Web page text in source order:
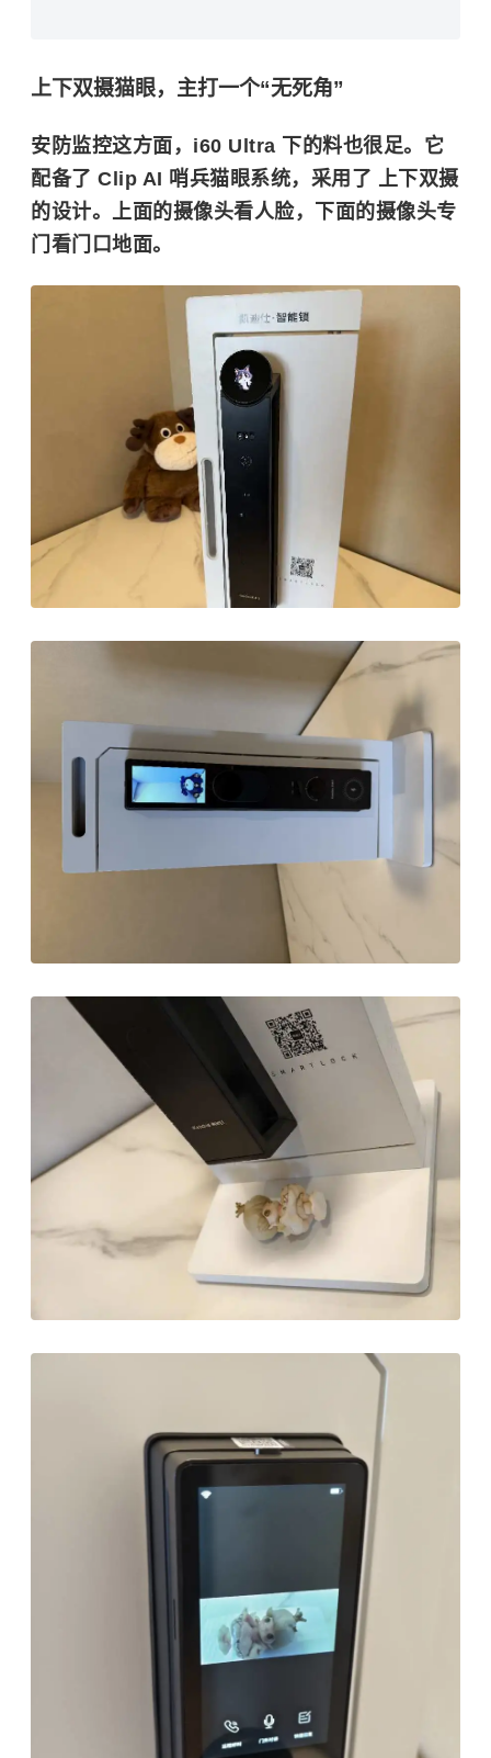
上下双摄猫眼，主打一个“无死角”
安防监控这方面，i60 Ultra 下的料也很足。它
配备了 Clip AI 哨兵猫眼系统，采用了 上下双摄
的设计。上面的摄像头看人脸，下面的摄像头专
门看门口地面。